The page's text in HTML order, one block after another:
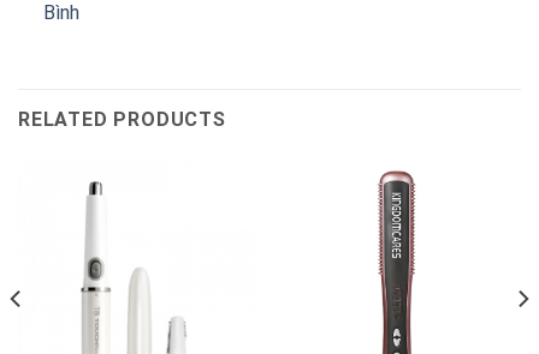
Bình
RELATED PRODUCTS